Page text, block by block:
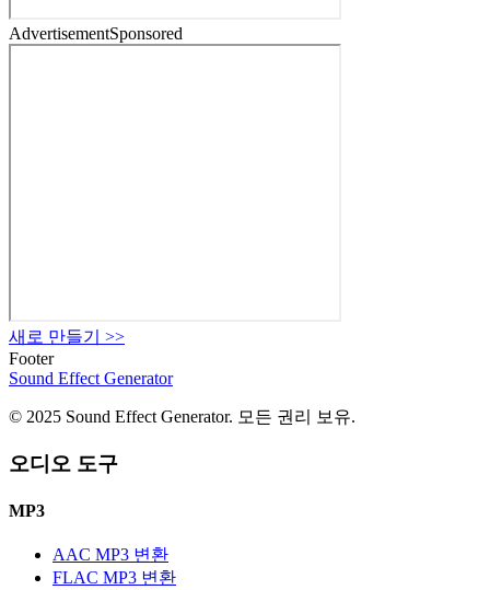
AdvertisementSponsored
새로 만들기
>>
Footer
Sound Effect Generator
© 2025 Sound Effect Generator. 모든 권리 보유.
오디오 도구
MP3
AAC MP3 변환
FLAC MP3 변환